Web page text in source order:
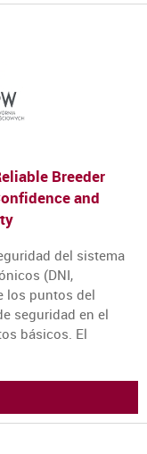
Breeder
and
del sistema
(DNI,
los puntos del
seguridad en el
básicos. El